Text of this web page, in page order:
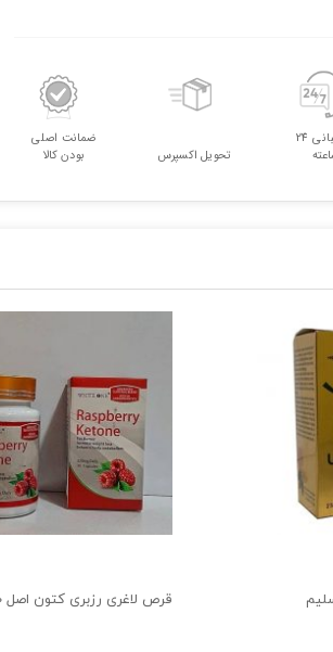
پشتیبانی 24
تحویل اکسپرس
ضمانت اصلی
بودن کالا
قرص لاغری رزبری کتون اصل ۳۰ عددی